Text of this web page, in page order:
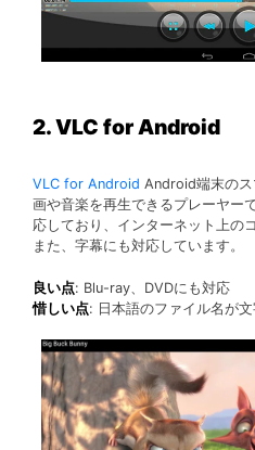
2. VLC for Android
VLC for Android Android端末の
画や音楽を再生できるプレーヤー
応しており、インターネット上の
また、字幕にも対応しています。
良い点: Blu-ray、DVDにも対応
惜しい点: 日本語のファイル名が